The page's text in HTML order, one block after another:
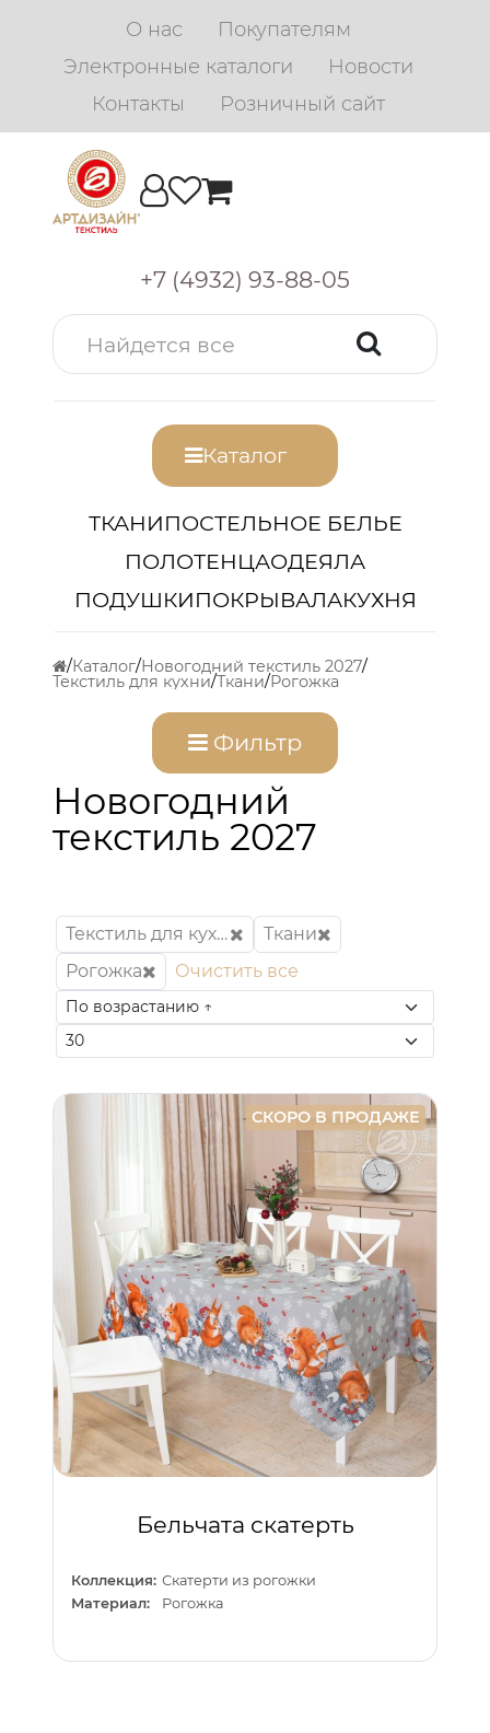
О нас
Покупателям
Электронные каталоги
Новости
Контакты
Розничный сайт
+7 (4932) 93-88-05
Каталог
ТКАНИПОСТЕЛЬНОЕ БЕЛЬЕ
ПОЛОТЕНЦАОДЕЯЛА
ПОДУШКИПОКРЫВАЛАКУХНЯ
Каталог Новогодний текстиль 2027
Текстиль для кухни Ткани Рогожка
Фильтр
Новогодний
текстиль 2027
Текстиль для кухни
Ткани
Рогожка
Очистить все
СКОРО В ПРОДАЖЕ
Бельчата скатерть
Коллекция: Скатерти из рогожки
Материал:
Рогожка